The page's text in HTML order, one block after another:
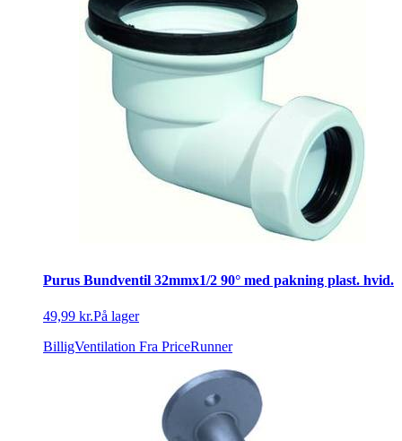
Purus Bundventil 32mmx1/2 90° med pakning plast. hvid.
49,99 kr.På lager
BilligVentilation Fra PriceRunner